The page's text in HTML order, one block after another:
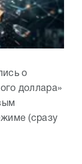
о
доллара»
(сразу